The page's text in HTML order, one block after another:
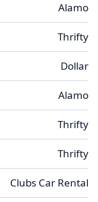
Alamo
Thrifty
Dollar
Alamo
Thrifty
Thrifty
Clubs Car Rental